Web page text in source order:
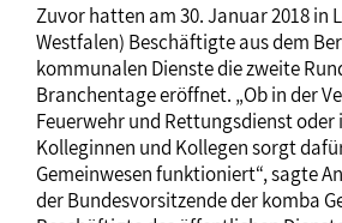
Zuvor hatten am 30. Januar 2018 in
Westfalen) Beschäftigte aus dem
kommunalen Dienste die zweite
Branchentage eröffnet. „Ob in der
Feuerwehr und Rettungsdienst oder
Kolleginnen und Kollegen sorgt
Gemeinwesen funktioniert“, sagte
der Bundesvorsitzende der komba